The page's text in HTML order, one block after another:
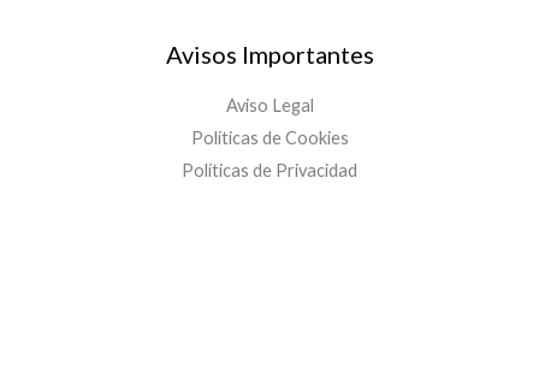
Avisos Importantes
Aviso Legal
Políticas de Cookies
Políticas de Privacidad